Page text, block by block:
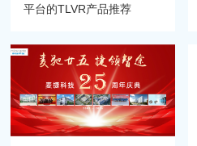
平台的TLVR产品推荐